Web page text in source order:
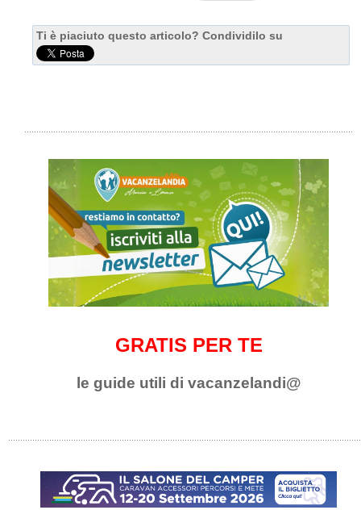
Ti è piaciuto questo articolo? Condividilo su
GRATIS PER TE
le guide utili di vacanzelandi@